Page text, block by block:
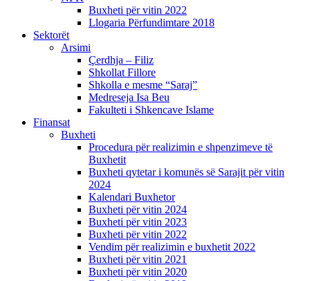
Buxheti për vitin 2022
Llogaria Përfundimtare 2018
Sektorët
Arsimi
Çerdhja – Filiz
Shkollat Fillore
Shkolla e mesme “Saraj”
Medreseja Isa Beu
Fakulteti i Shkencave Islame
Finansat
Buxheti
Procedura për realizimin e shpenzimeve të
Buxhetit
Buxheti qytetar i komunës së Sarajit për vitin
2024
Kalendari Buxhetor
Buxheti për vitin 2024
Buxheti për vitin 2023
Buxheti për vitin 2022
Vendim për realizimin e buxhetit 2022
Buxheti për vitin 2021
Buxheti për vitin 2020